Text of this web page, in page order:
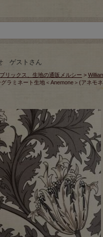
ゲストさん
リックス、生地の通販メルシー >
ラミネート生地＜Anemone＞(アネモ